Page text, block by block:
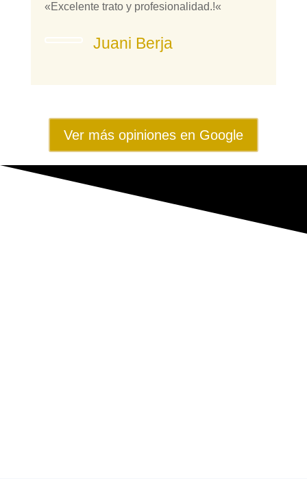
«Excelente trato y profesionalidad.!«
Juani Berja
Ver más opiniones en Google